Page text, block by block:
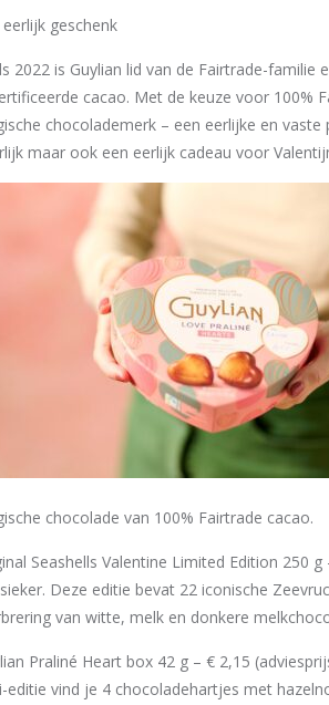
eerlijk geschenk
2022 is Guylian lid van de Fairtrade-
cacao. Met de keuze voor 100%
chocolademerk – een eerlijke en
maar ook een eerlijk cadeau voor
chocolade van 100% Fairtrade cacao.
Seashells Valentine Limited Edition 250
Deze editie bevat 22 iconische
van witte, melk en donkere
Praliné Heart box 42 g – € 2,15
editie vind je 4 chocoladehartjes met